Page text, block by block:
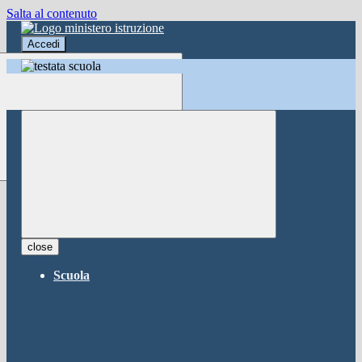
Salta al contenuto
Accedi
Accedi
button close ×
close
Scuola